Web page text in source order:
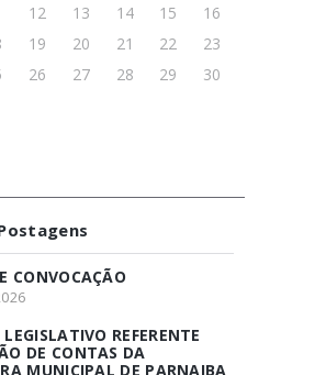
12 13 14 15
16
19 20 21 22
23
26 27 28 29
30
CONVOCAÇÃO
LEGISLATIVO REFERENTE
DE CONTAS DA
MUNICIPAL DE PARNAIBA